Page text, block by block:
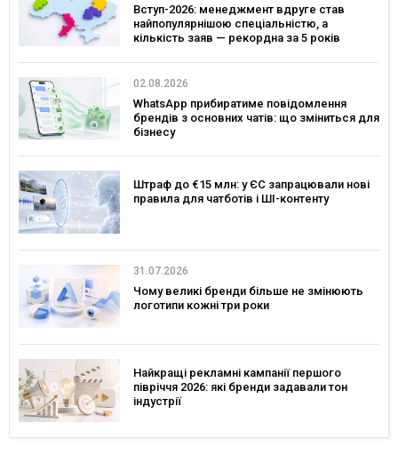
Вступ-2026: менеджмент вдруге став
найпопулярнішою спеціальністю, а
кількість заяв — рекордна за 5 років
02.08.2026
WhatsApp прибиратиме повідомлення
брендів з основних чатів: що зміниться для
бізнесу
Штраф до €15 млн: у ЄС запрацювали нові
правила для чатботів і ШІ-контенту
31.07.2026
Чому великі бренди більше не змінюють
логотипи кожні три роки
Найкращі рекламні кампанії першого
півріччя 2026: які бренди задавали тон
індустрії